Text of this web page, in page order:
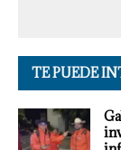
TE PUEDE